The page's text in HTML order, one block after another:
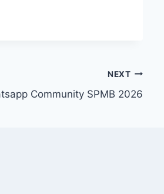
NEXT
Community SPMB 2026